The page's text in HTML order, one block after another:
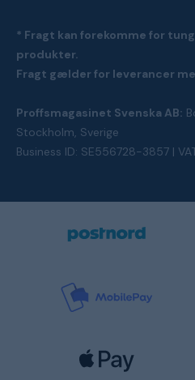
* Fragt kan forekomme for
produkter.
Fragt gælder for leverancer
Proffsmagasinet Svenska AB:
Stockholm, Sverige
Business ID: SE556728-3857 |